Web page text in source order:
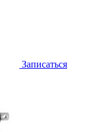
Записаться